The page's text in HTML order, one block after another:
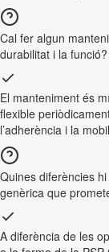
Cal fer algun
durabilitat i la funció?
El manteniment és
flexible
l’adherència i la
Quines diferències
genèrica que
A diferència de les